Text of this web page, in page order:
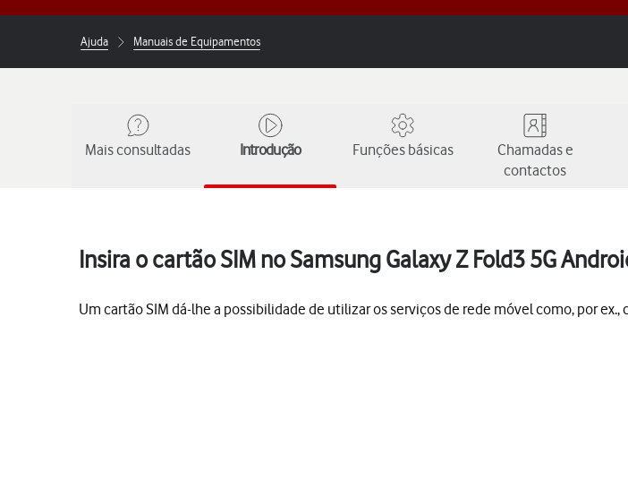
Ajuda Manuais de Equipamentos
Mais consultadas Introdução Funções básicas
Chamadas e
contactos
Insira o cartão SIM no Samsung Galaxy Z Fold3 5G
Um cartão SIM dá-lhe a possibilidade de utilizar os serviços de rede móvel como, por